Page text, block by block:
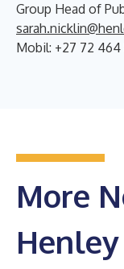
Group Head of
Mobil: +27 72 464
More